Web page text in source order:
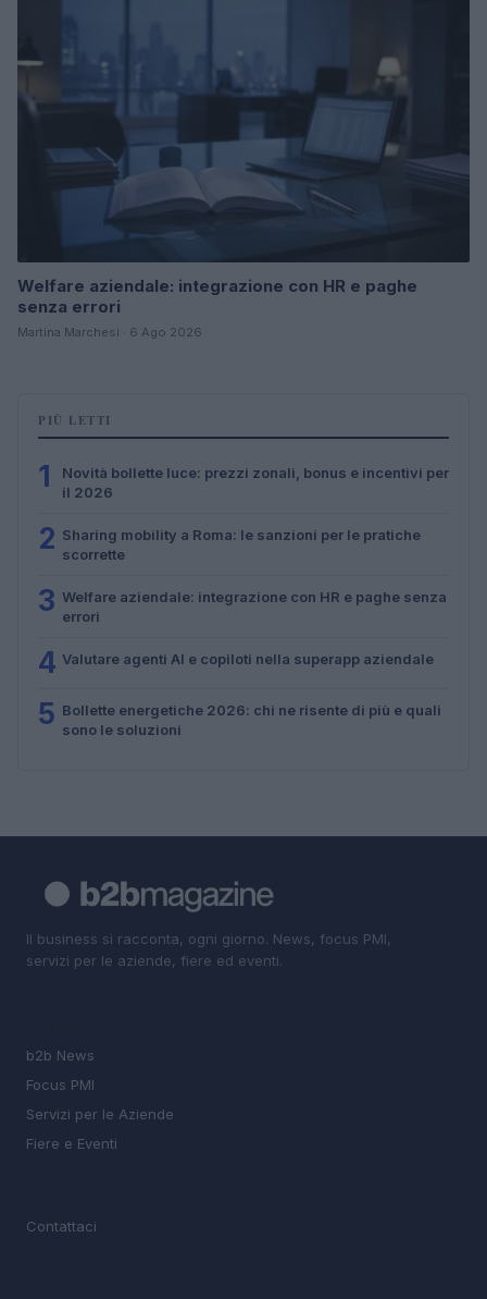
Welfare aziendale: integrazione con HR e paghe
senza errori
Martina Marchesi · 6 Ago 2026
PIÙ LETTI
1
Novità bollette luce: prezzi zonali, bonus e incentivi per
il 2026
2 Sharing mobility a Roma: le sanzioni per le pratiche
scorrette
3 Welfare aziendale: integrazione con HR e paghe senza
errori
4 Valutare agenti AI e copiloti nella superapp aziendale
5 Bollette energetiche 2026: chi ne risente di più e quali
sono le soluzioni
Il business si racconta, ogni giorno. News, focus PMI,
servizi per le aziende, fiere ed eventi.
b2b News
Focus PMI
Servizi per le Aziende
Fiere e Eventi
Contattaci